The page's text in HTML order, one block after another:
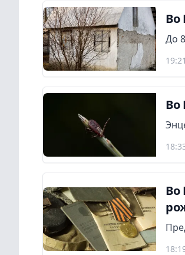
Во
До
Во
Во